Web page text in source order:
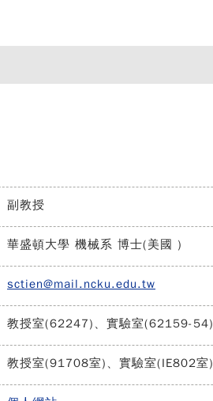
副教授
華盛頓大學 機械系 博士(美國 )
sctien@mail.ncku.edu.tw
教授室(62247)、實驗室(62159-54)
教授室(91708室)、實驗室(IE802室)